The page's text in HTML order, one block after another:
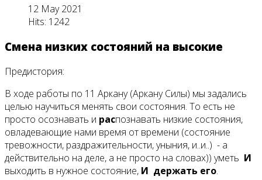
12 May 2021
Hits: 1242
Смена низких состояний на высокие
Предистория:
В ходе работы по 11 Аркану (Аркану Силы) мы задались
целью научиться менять свои состояния. То есть не
просто осознавать и распознавать низкие состояния,
овладевающие нами время от времени (состояние
тревожности, раздражительности, уныния, и..и..) - а
действительно на деле, а не просто на словах)) уметь И
выходить в нужное состояние, И держать его.